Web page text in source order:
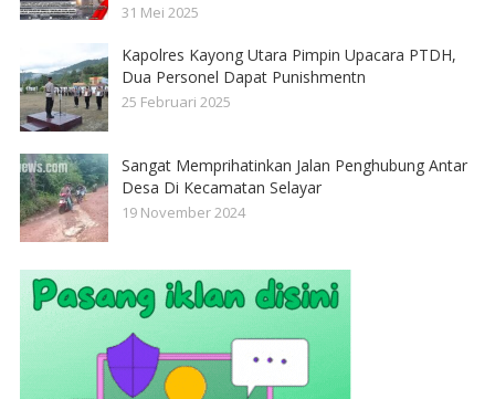
31 Mei 2025
Kapolres Kayong Utara Pimpin Upacara PTDH,
Dua Personel Dapat Punishmentn
25 Februari 2025
Sangat Memprihatinkan Jalan Penghubung Antar
Desa Di Kecamatan Selayar
19 November 2024